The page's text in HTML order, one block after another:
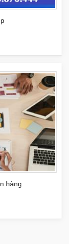
hàng